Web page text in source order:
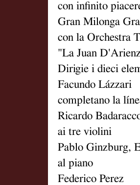
con infinito
Gran Milonga
con la Orchestra
"La Juan
Dirigie i dieci
Facundo Lázzari
completano la
Ricardo
ai tre violini
Pablo Ginzburg,
al piano
Federico Perez